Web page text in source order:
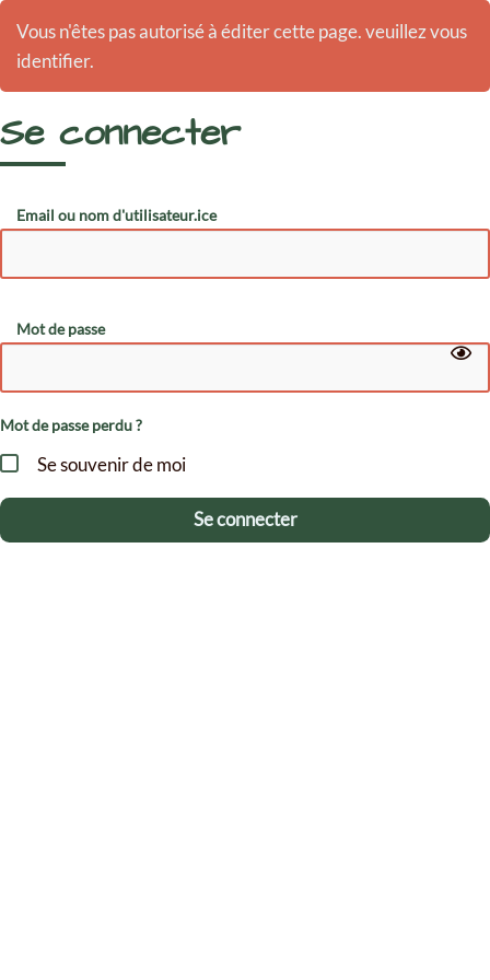
Vous n'êtes pas autorisé à éditer cette page. veuillez vous
identifier.
Se connecter
Email ou nom d'utilisateur.ice
Mot de passe
Mot de passe perdu ?
Se souvenir de moi
Se connecter